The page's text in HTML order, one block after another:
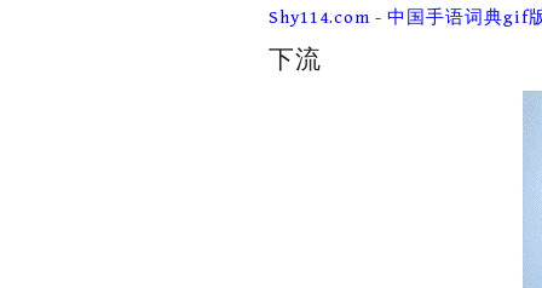
Skip
content
Shy114.com - 中国手语词典gif
下流